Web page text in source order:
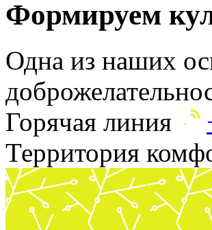
Формируем
Одна из наших
Горячая линия
Территория